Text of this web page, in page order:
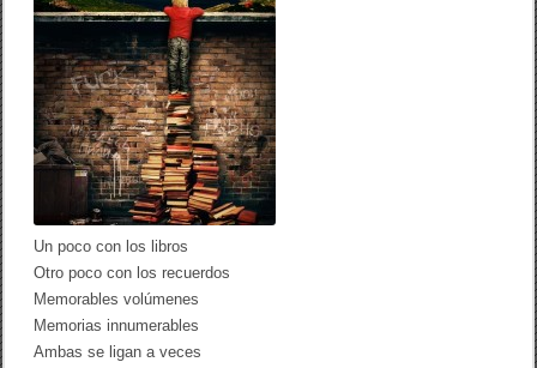
c
n
l
o
s
l
i
b
r
o
s
]
Un poco con los libros
Otro poco con los recuerdos
Memorables volúmenes
Memorias innumerables
Ambas se ligan a veces